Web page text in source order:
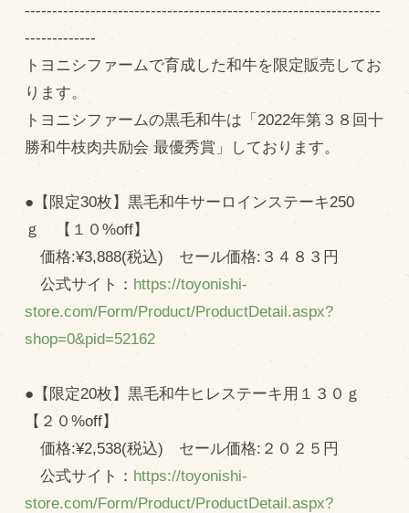
-----------------------------------------------------------------
-------------
トヨニシファームで育成した和牛を限定販売してお
ります。
トヨニシファームの黒毛和牛は「2022年第３８回十
勝和牛枝肉共励会 最優秀賞」しております。
●【限定30枚】黒毛和牛サーロインステーキ250
ｇ 【１０%off】
価格:¥3,888(税込) セール価格:３４８３円
公式サイト： https://toyonishi-
store.com/Form/Product/ProductDetail.aspx?
shop=0&pid=52162
●【限定20枚】黒毛和牛ヒレステーキ用１３０ｇ
【２０%off】
価格:¥2,538(税込) セール価格:２０２５円
公式サイト： https://toyonishi-
store.com/Form/Product/ProductDetail.aspx?
商品のご紹介
厚切ステーキ
カルビ串
ハンバーグ
黒にんにく
豊西ソース
取り扱い店
販売店
飲食店
その他
マップから探す
問い合わせ